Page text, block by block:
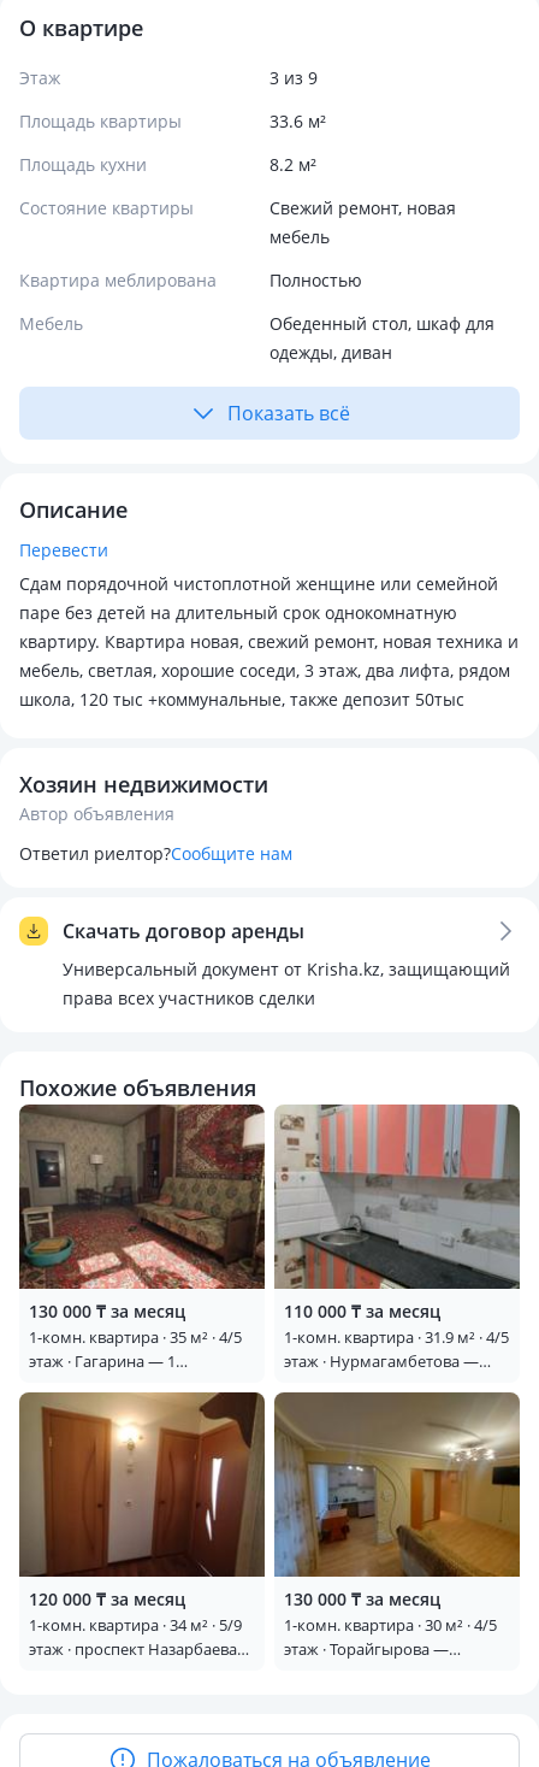
О квартире
Этаж
3 из 9
Площадь квартиры
33.6 м²
Площадь кухни
8.2 м²
Состояние квартиры
Свежий ремонт, новая
мебель
Квартира меблирована
Полностью
Мебель
Обеденный стол, шкаф для
одежды, диван
Показать всё
Описание
Перевести
Сдам порядочной чистоплотной женщине или семейной
паре без детей на длительный срок однокомнатную
квартиру. Квартира новая, свежий ремонт, новая техника и
мебель, светлая, хорошие соседи, 3 этаж, два лифта, рядом
школа, 120 тыс +коммунальные, также депозит 50тыс
Хозяин недвижимости
Автор объявления
Ответил риелтор?Сообщите нам
Скачать договор аренды
Универсальный документ от Krisha.kz, защищающий
права всех участников сделки
Похожие объявления
130 000 ₸ за месяц
1-комн. квартира · 35 м² · 4/5
этаж · Гагарина — 1
110 000 ₸ за месяц
1-комн. квартира · 31.9 м² · 4/5
этаж · Нурмагамбетова —
120 000 ₸ за месяц
1-комн. квартира · 34 м² · 5/9
этаж · проспект Назарбаева
130 000 ₸ за месяц
1-комн. квартира · 30 м² · 4/5
этаж · Торайгырова —
Пожаловаться на объявление